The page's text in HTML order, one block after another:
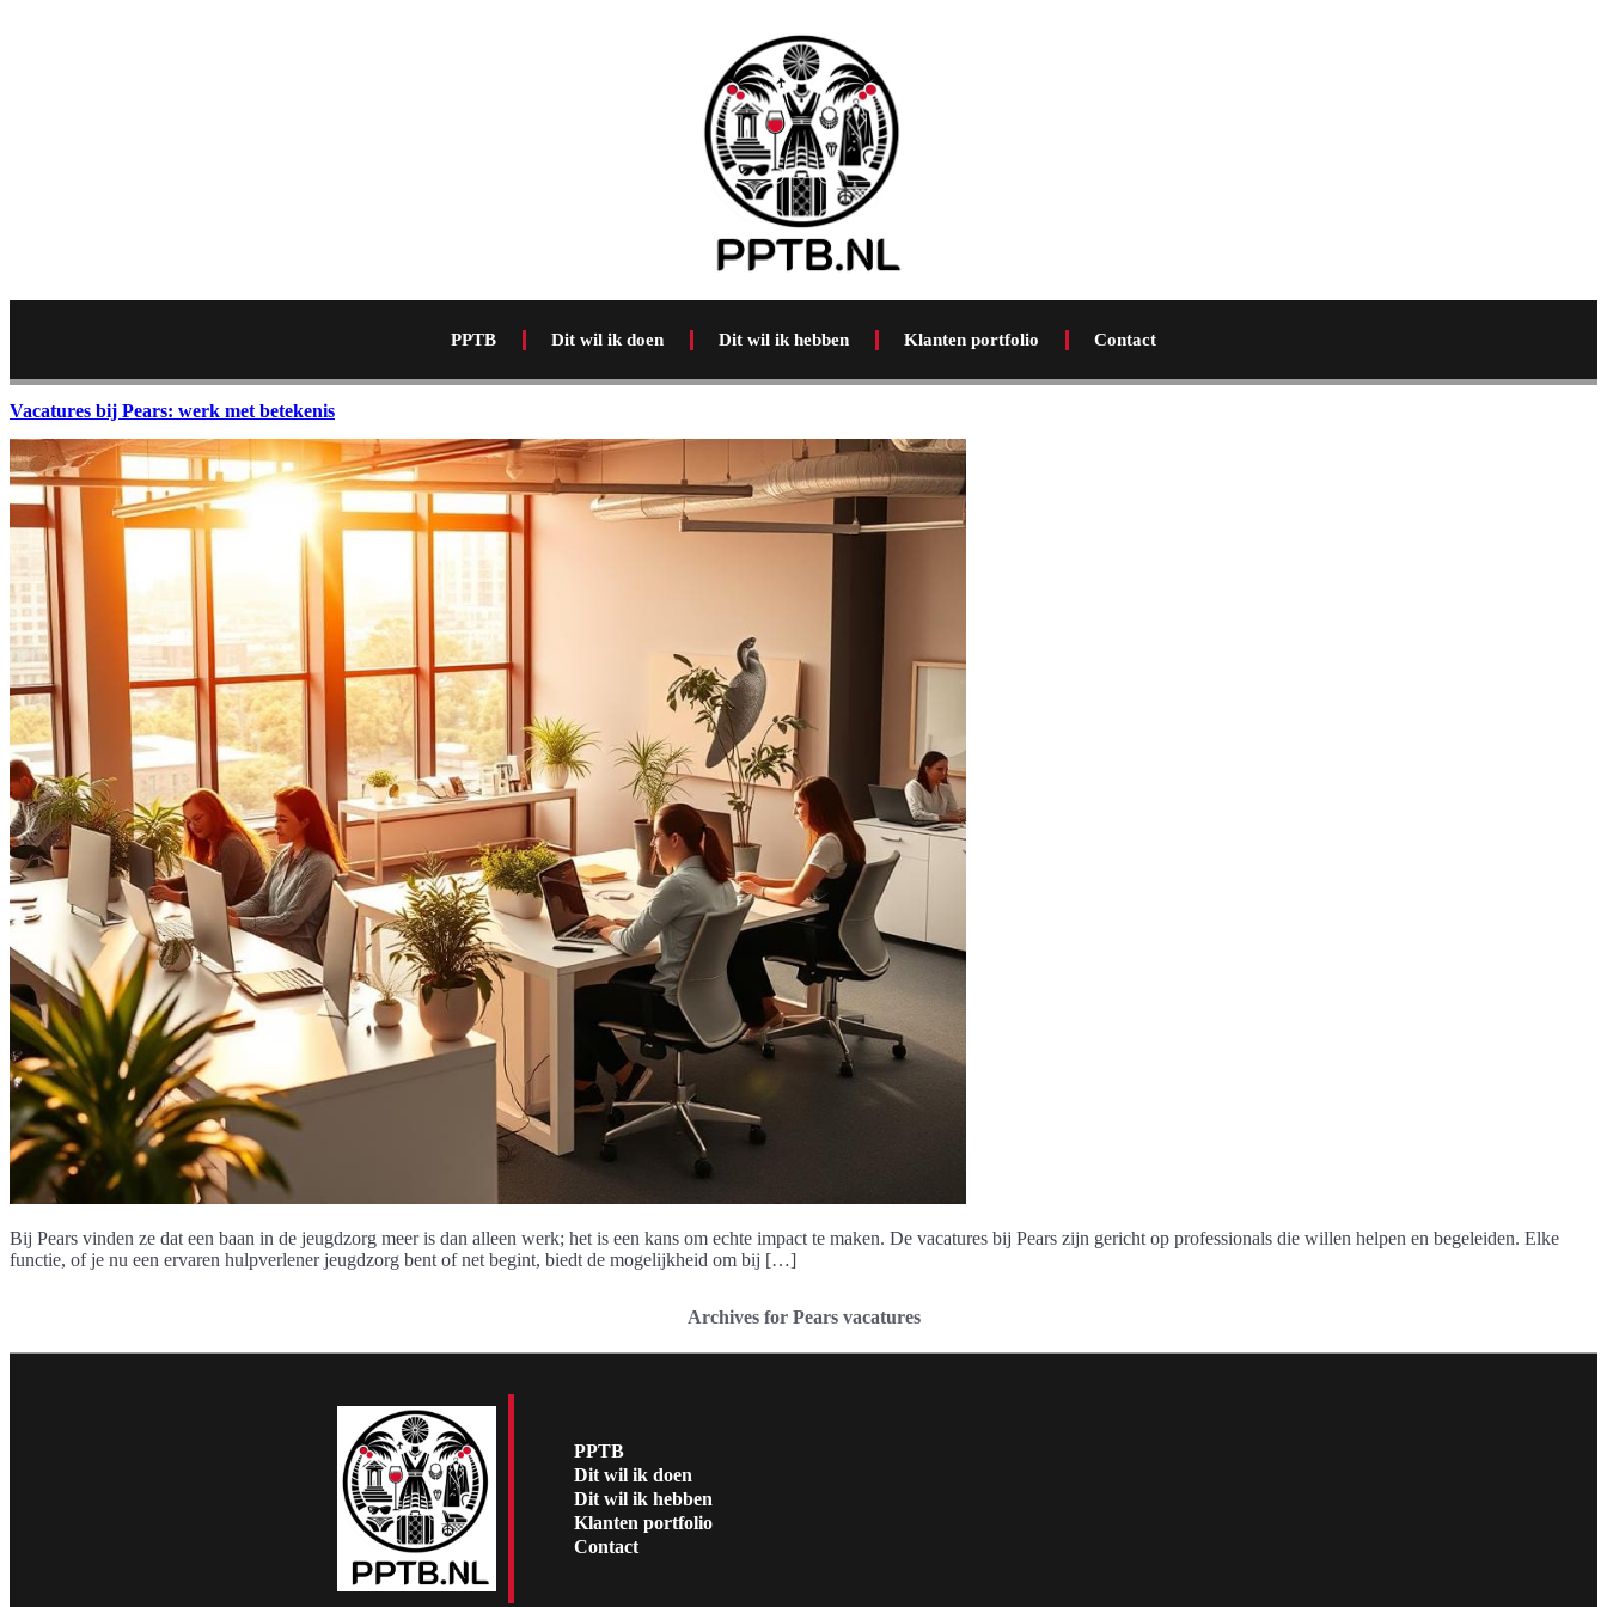
PPTB Dit wil ik doen Dit wil ik hebben Klanten portfolio Contact
Vacatures bij Pears: werk met betekenis
Bij Pears vinden ze dat een baan in de jeugdzorg meer is dan alleen werk; het is een kans om echte impact te maken. De vacatures bij Pears zijn gericht op professionals die willen helpen en begeleiden. Elke
functie, of je nu een ervaren hulpverlener jeugdzorg bent of net begint, biedt de mogelijkheid om bij […]
Archives for Pears vacatures
PPTB
Dit wil ik doen
Dit wil ik hebben
Klanten portfolio
Contact